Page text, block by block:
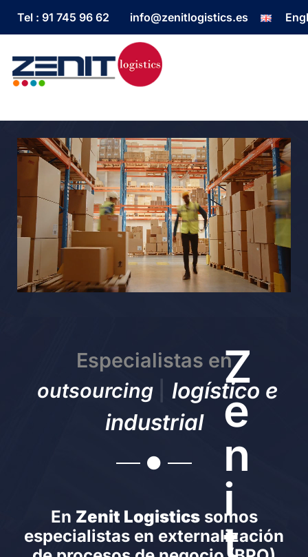
Tel : 91 745 96 62 info@zenitlogistics.es
Z
e
n
i
t
Especialistas en
outsourcing
logístico e
industrial
En Zenit Logisticssomos
especialistas en externalización